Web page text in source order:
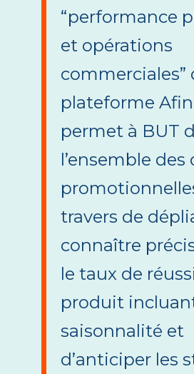
“performance
et opérations
commerciales”
plateforme
permet à BUT
l’ensemble des
travers de
connaître
le taux de
produit
saisonnalité et
d’anticiper les